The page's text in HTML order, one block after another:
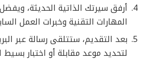
أرفق سيرتك الذاتية الحديثة،
المهارات التقنية وخبرات العمل
بعد التقديم، ستتلقى رسالة عبر
لتحديد موعد مقابلة أو اختبار